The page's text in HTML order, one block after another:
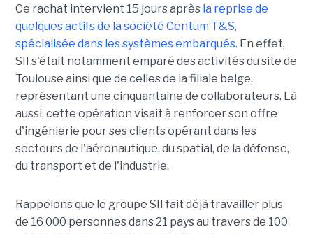
Ce rachat intervient 15 jours après la reprise de
quelques actifs de la société Centum T&S,
spécialisée dans les systèmes embarqués. En effet,
SII s'était notamment emparé des activités du site de
Toulouse ainsi que de celles de la filiale belge,
représentant une cinquantaine de collaborateurs. Là
aussi, cette opération visait à renforcer son offre
d'ingénierie pour ses clients opérant dans les
secteurs de l'aéronautique, du spatial, de la défense,
du transport et de l'industrie.
Rappelons que le groupe SII fait déjà travailler plus
de 16 000 personnes dans 21 pays au travers de 100